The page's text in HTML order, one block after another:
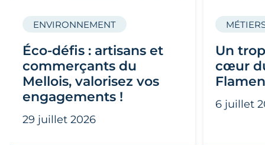
Éco-défis : artisans et
commerçants du
Mellois, valorisez vos
engagements !
ENVIRONNEMENT
29 juillet 2026
Un
cœur
6 juillet